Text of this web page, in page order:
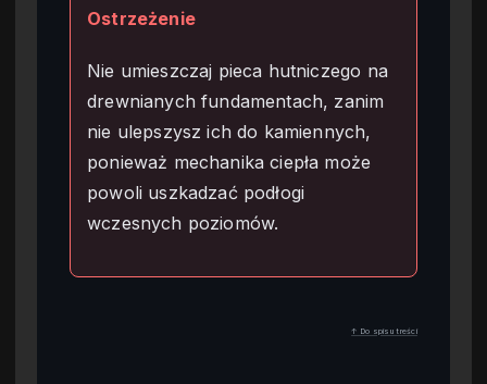
Ostrzeżenie
Nie umieszczaj pieca hutniczego na
drewnianych fundamentach, zanim
nie ulepszysz ich do kamiennych,
ponieważ mechanika ciepła może
powoli uszkadzać podłogi
wczesnych poziomów.
↑ Do spisu treści